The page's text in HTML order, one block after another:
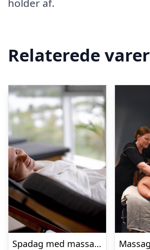
holder af.
Relaterede varer
Spadag med massage hos Harmony Massage & Spa